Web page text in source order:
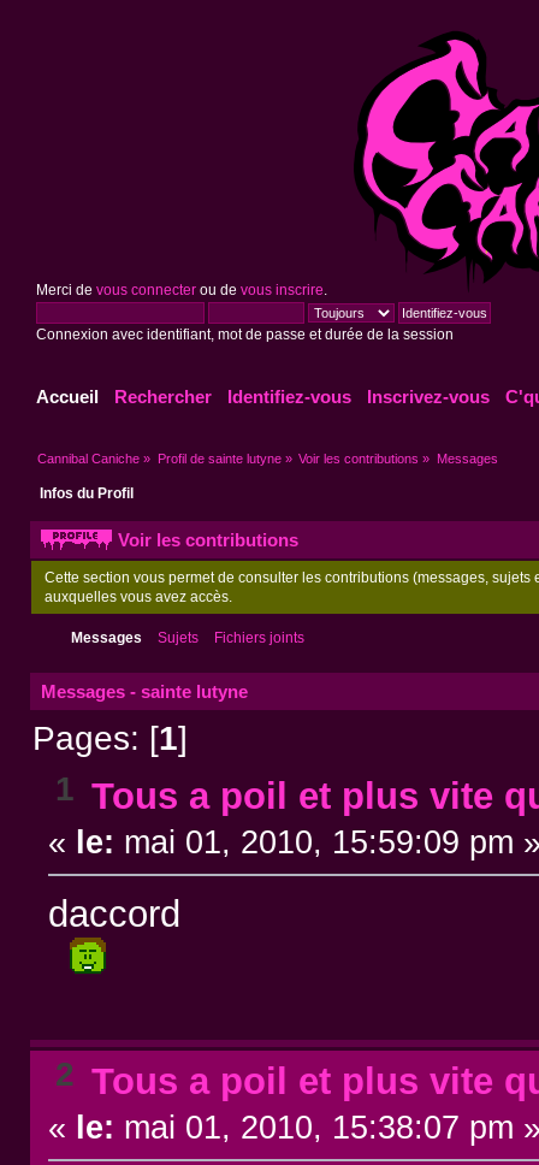
Merci de vous connecterou de vous inscrire
Connexion avec identifiant, mot de passe et durée de la session
Accueil Rechercher Identifiez-vous Inscrivez-vous
Cannibal Caniche » Profil de sainte lutyne» Voir les contributions » Messages
Infos du Profil
Voir les contributions
Cette section vous permet de consulter les contributions (messages,
auxquelles vous avez accès.
Messages Sujets Fichiers joints
Messages - sainte lutyne
Pages: [1]
1 Tous a poil et plus vite
« le: mai 01, 2010, 15:59:09 pm
daccord
2 Tous a poil et plus vite
« le: mai 01, 2010, 15:38:07 pm